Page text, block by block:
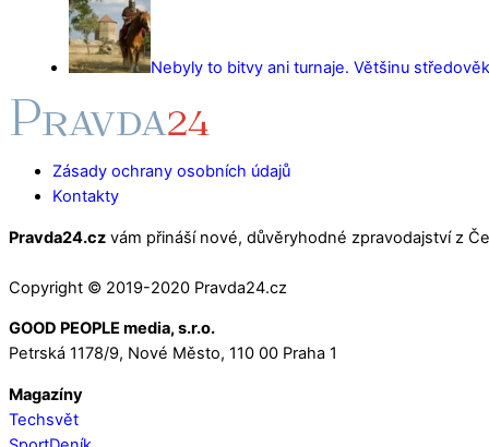
Nebyly to bitvy ani turnaje. Většinu
Zásady ochrany osobních údajů
Kontakty
Pravda24.cz vám přináší nové, důvěryhodné zpravodajství z
Copyright © 2019-2020 Pravda24.cz
GOOD PEOPLE media, s.r.o.
Petrská 1178/9, Nové Město, 110 00 Praha 1
Magazíny
Techsvět